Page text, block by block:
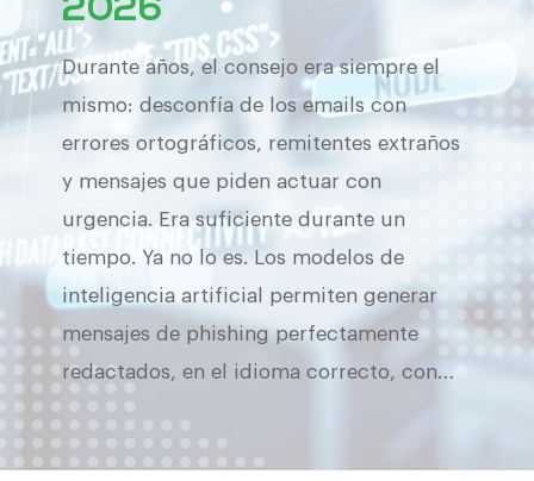
2026
Durante años, el consejo era siempre el
mismo: desconfía de los emails con
errores ortográficos, remitentes extraños
y mensajes que piden actuar con
urgencia. Era suficiente durante un
tiempo. Ya no lo es. Los modelos de
inteligencia artificial permiten generar
mensajes de phishing perfectamente
redactados, en el idioma correcto, con…